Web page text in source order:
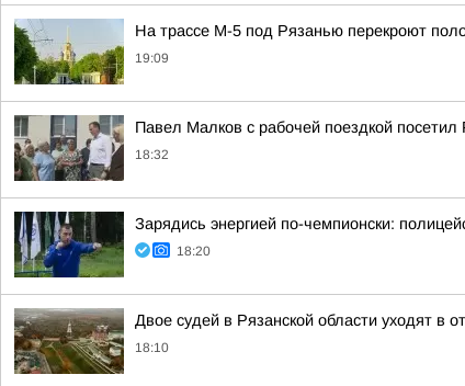
На трассе М-5 под Рязанью перекроют
19:09
Павел Малков с рабочей поездкой посетил
18:32
Зарядись энергией по-чемпионски:
18:20
Двое судей в Рязанской области уходят в
18:10